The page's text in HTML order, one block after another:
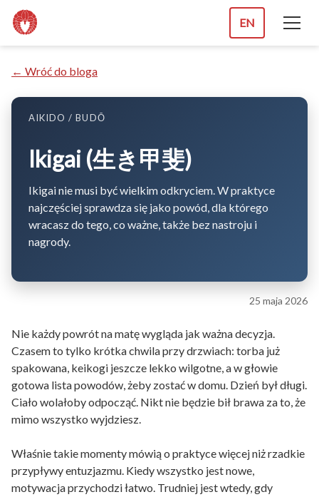
EN
← Wróć do bloga
AIKIDO / BUDŌ
Ikigai (生き甲斐)
Ikigai nie musi być wielkim odkryciem. W praktyce
najczęściej sprawdza się jako powód, dla którego
wracasz do tego, co ważne, także bez nastroju i
nagrody.
25 maja 2026
Nie każdy powrót na matę wygląda jak ważna decyzja.
Czasem to tylko krótka chwila przy drzwiach: torba już
spakowana, keikogi jeszcze lekko wilgotne, a w głowie
gotowa lista powodów, żeby zostać w domu. Dzień był długi.
Ciało wolałoby odpocząć. Nikt nie będzie bił brawa za to, że
mimo wszystko wyjdziesz.
Właśnie takie momenty mówią o praktyce więcej niż rzadkie
przypływy entuzjazmu. Kiedy wszystko jest nowe,
motywacja przychodzi łatwo. Trudniej jest wtedy, gdy